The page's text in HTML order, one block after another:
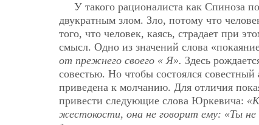
У такого рационалиста как Спиноза
двукратным злом. Зло, потому что
того, что человек, каясь, страдает при
смысл. Одно из значений слова
от прежнего своего « Я». Здесь
совестью. Но чтобы состоялся
приведена к молчанию. Для отличия
привести следующие слова Юркевича:
жестокости, она не говорит ему: «Ты не